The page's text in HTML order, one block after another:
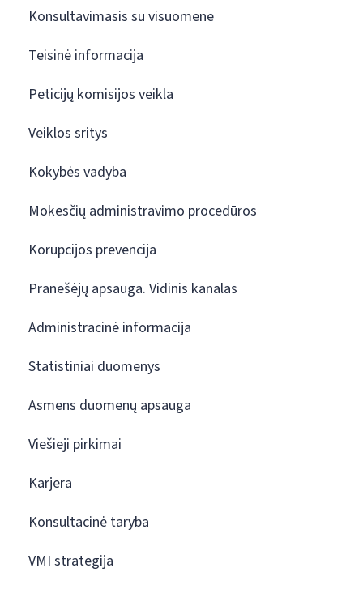
Konsultavimasis su visuomene
Teisinė informacija
Peticijų komisijos veikla
Veiklos sritys
Kokybės vadyba
Mokesčių administravimo procedūros
Korupcijos prevencija
Pranešėjų apsauga. Vidinis kanalas
Administracinė informacija
Statistiniai duomenys
Asmens duomenų apsauga
Viešieji pirkimai
Karjera
Konsultacinė taryba
VMI strategija